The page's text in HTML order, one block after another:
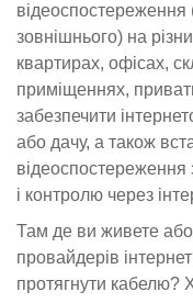
відеоспостереження
зовнішнього) на
квартирах, офісах,
приміщеннях,
забезпечити
або дачу, а також
відеоспостереження
і контролю через
Там де ви живете
провайдерів
протягнути кабелю?